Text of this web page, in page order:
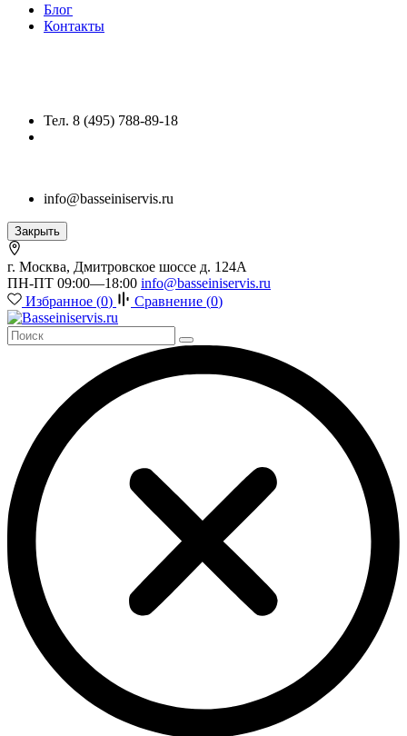
Блог
Контакты
Тел. 8 (495) 788-89-18
info@basseiniservis.ru
Закрыть
г. Москва, Дмитровское шоссе д. 124А
ПН-ПТ 09:00—18:00 info@basseiniservis.ru
Избранное (0) Сравнение (0)